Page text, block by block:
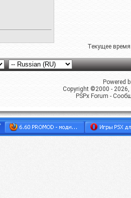
Текущее
Powered
Copyright ©2000 -
PSPx Forum -